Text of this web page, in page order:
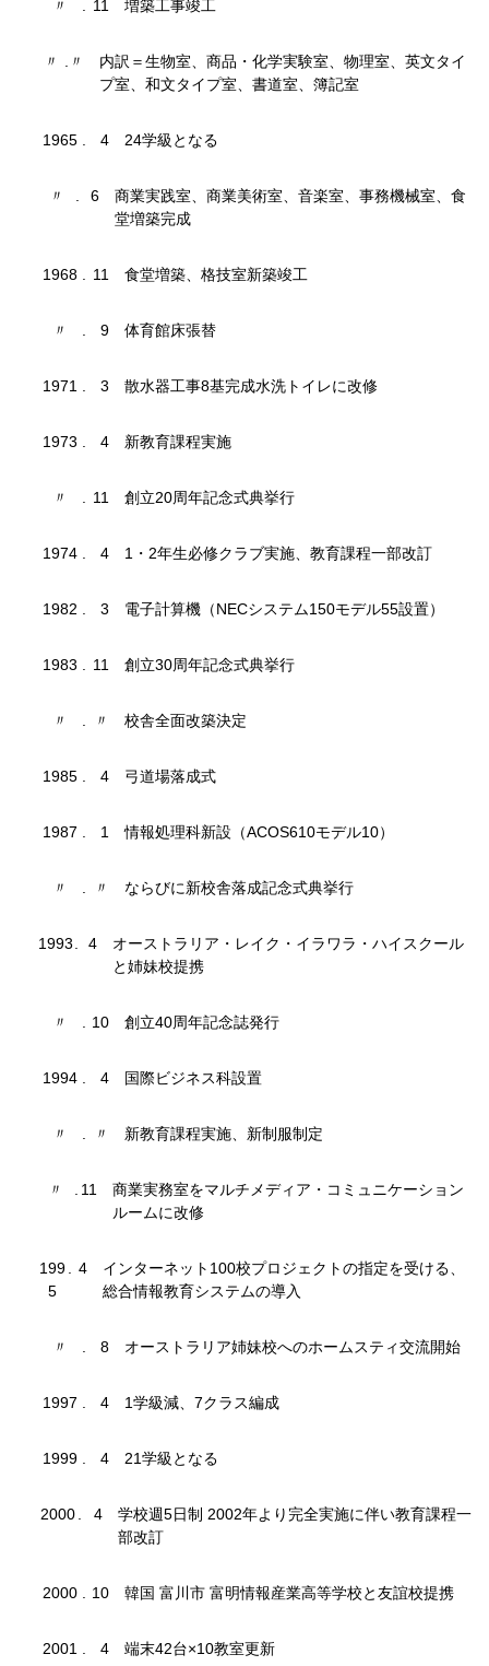
〃 11 増築工事竣工
〃 〃
内訳＝生物室、商品・化学実験室、物理室、英文タイ
プ室、和文タイプ室、書道室、簿記室
1965 4 24学級となる
〃 6
商業実践室、商業美術室、音楽室、事務機械室、食
堂増築完成
1968 11 食堂増築、格技室新築竣工
〃 9 体育館床張替
1971 3 散水器工事8基完成水洗トイレに改修
1973 4 新教育課程実施
〃 11 創立20周年記念式典挙行
1974 4 1・2年生必修クラブ実施、教育課程一部改訂
1982 3 電子計算機（NECシステム150モデル55設置）
1983 11 創立30周年記念式典挙行
〃 〃 校舎全面改築決定
1985 4 弓道場落成式
1987 1 情報処理科新設（ACOS610モデル10）
〃 〃 ならびに新校舎落成記念式典挙行
1993 4
オーストラリア・レイク・イラワラ・ハイスクール
と姉妹校提携
〃 10 創立40周年記念誌発行
1994 4 国際ビジネス科設置
〃 〃 新教育課程実施、新制服制定
〃 11
商業実務室をマルチメディア・コミュニケーション
ルームに改修
199
5
4
インターネット100校プロジェクトの指定を受ける、
総合情報教育システムの導入
〃 8 オーストラリア姉妹校へのホームスティ交流開始
1997 4 1学級減、7クラス編成
1999 4 21学級となる
2000 4
学校週5日制 2002年より完全実施に伴い教育課程一
部改訂
2000 10 韓国 富川市 富明情報産業高等学校と友誼校提携
2001 4 端末42台×10教室更新